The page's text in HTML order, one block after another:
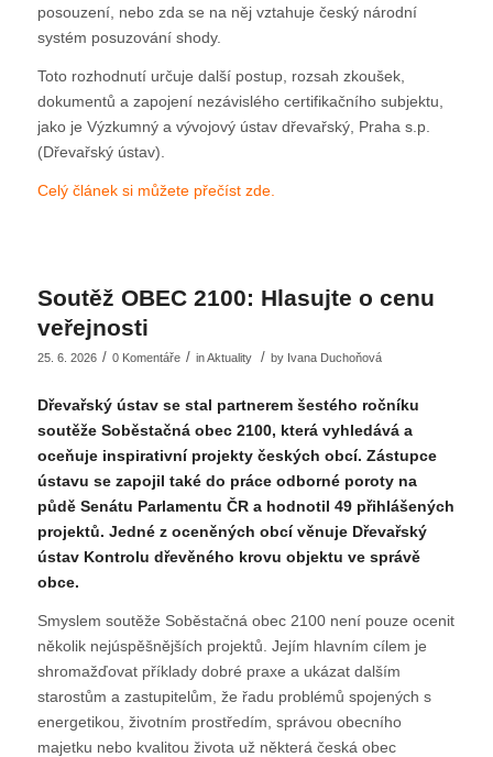
posouzení, nebo zda se na něj vztahuje český národní
systém posuzování shody.
Toto rozhodnutí určuje další postup, rozsah zkoušek,
dokumentů a zapojení nezávislého certifikačního subjektu,
jako je Výzkumný a vývojový ústav dřevařský, Praha s.p.
(Dřevařský ústav).
Celý článek si můžete přečíst zde.
Soutěž OBEC 2100: Hlasujte o cenu
veřejnosti
25. 6. 2026 / 0 Komentáře / inAktuality / by Ivana Duchoňová
Dřevařský ústav se stal partnerem šestého ročníku
soutěže Soběstačná obec 2100, která vyhledává a
oceňuje inspirativní projekty českých obcí. Zástupce
ústavu se zapojil také do práce odborné poroty na
půdě Senátu Parlamentu ČR a hodnotil 49 přihlášených
projektů. Jedné z oceněných obcí věnuje Dřevařský
ústav Kontrolu dřevěného krovu objektu ve správě
obce.
Smyslem soutěže Soběstačná obec 2100 není pouze ocenit
několik nejúspěšnějších projektů. Jejím hlavním cílem je
shromažďovat příklady dobré praxe a ukázat dalším
starostům a zastupitelům, že řadu problémů spojených s
energetikou, životním prostředím, správou obecního
majetku nebo kvalitou života už některá česká obec